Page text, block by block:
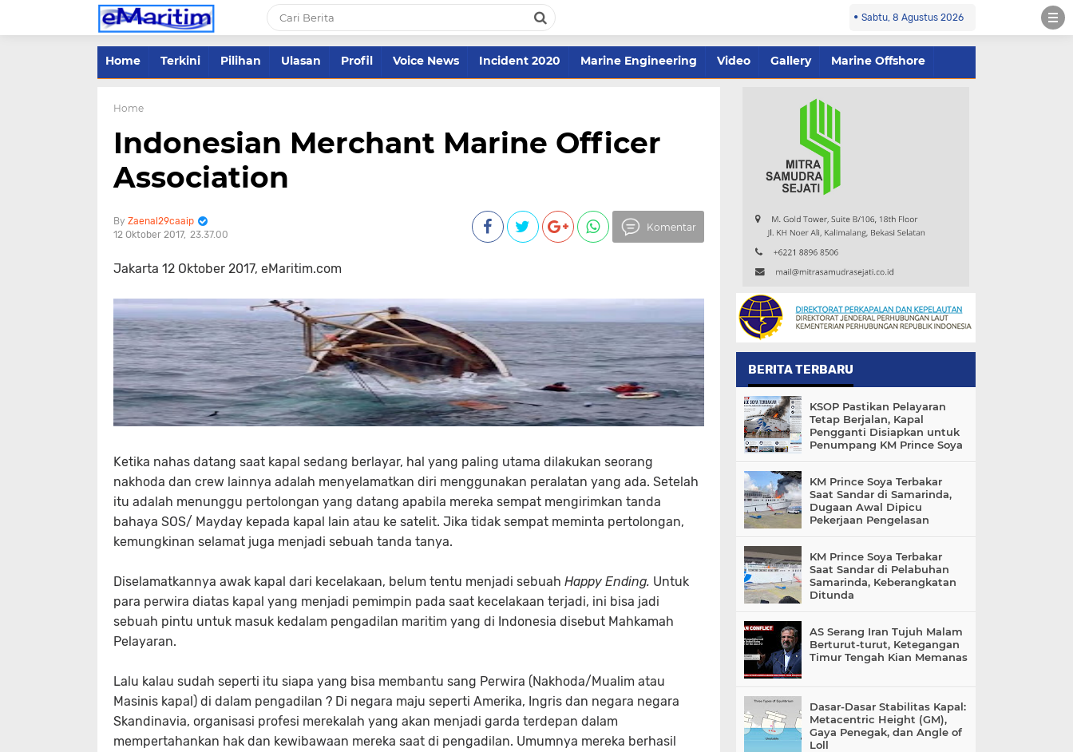
Sabtu, 8 Agustus 2026
Home Terkini Pilihan Ulasan Profil Voice News Incident 2020 Marine Engineering Video Gallery Marine Offshore
Home
Indonesian Merchant Marine Officer
Association
Zaenal29caaip
12 Oktober 2017 23.37.00
Komentar
Jakarta 12 Oktober 2017, eMaritim.com
Ketika nahas datang saat kapal sedang berlayar, hal yang paling utama dilakukan seorang
nakhoda dan crew lainnya adalah menyelamatkan diri menggunakan peralatan yang ada. Setelah
itu adalah menunggu pertolongan yang datang apabila mereka sempat mengirimkan tanda
bahaya SOS/ Mayday kepada kapal lain atau ke satelit. Jika tidak sempat meminta pertolongan,
kemungkinan selamat juga menjadi sebuah tanda tanya.
Diselamatkannya awak kapal dari kecelakaan, belum tentu menjadi sebuah Happy Ending. Untuk
para perwira diatas kapal yang menjadi pemimpin pada saat kecelakaan terjadi, ini bisa jadi
sebuah pintu untuk masuk kedalam pengadilan maritim yang di Indonesia disebut Mahkamah
Pelayaran.
Lalu kalau sudah seperti itu siapa yang bisa membantu sang Perwira (Nakhoda/Mualim atau
Masinis kapal) di dalam pengadilan ? Di negara maju seperti Amerika, Ingris dan negara negara
Skandinavia, organisasi profesi merekalah yang akan menjadi garda terdepan dalam
mempertahankan hak dan kewibawaan mereka saat di pengadilan. Umumnya mereka berhasil
BERITA TERBARU
KSOP Pastikan Pelayaran
Tetap Berjalan, Kapal
Pengganti Disiapkan untuk
Penumpang KM Prince Soya
KM Prince Soya Terbakar
Saat Sandar di Samarinda,
Dugaan Awal Dipicu
Pekerjaan Pengelasan
KM Prince Soya Terbakar
Saat Sandar di Pelabuhan
Samarinda, Keberangkatan
Ditunda
AS Serang Iran Tujuh Malam
Berturut-turut, Ketegangan
Timur Tengah Kian Memanas
Dasar-Dasar Stabilitas Kapal:
Metacentric Height (GM),
Gaya Penegak, dan Angle of
Loll